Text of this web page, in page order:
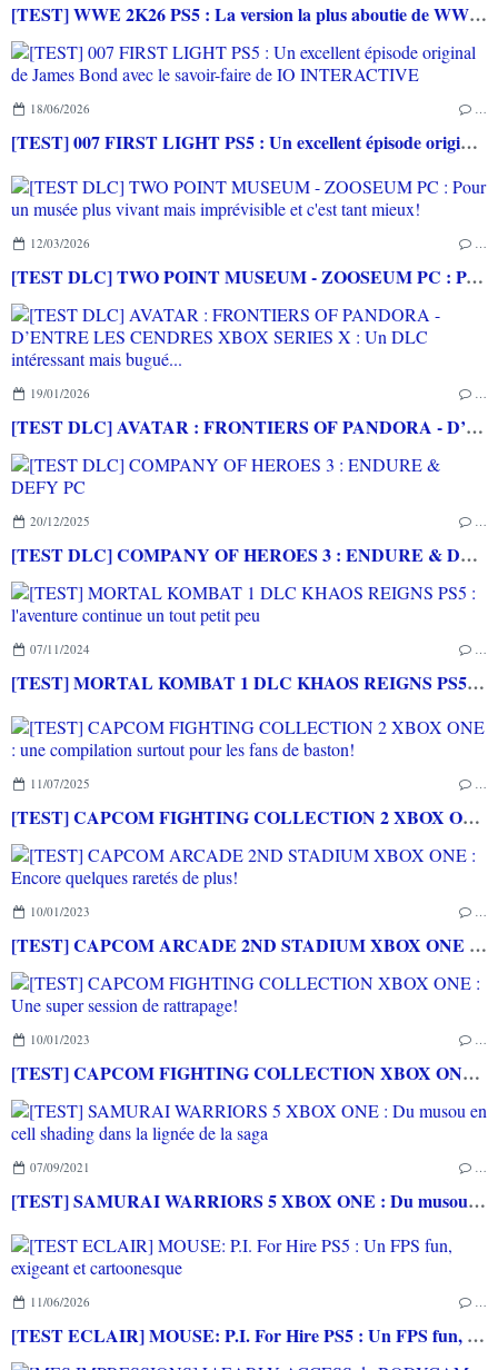
[TEST] WWE 2K26 PS5 : La version la plus aboutie de WWE 2K depuis la pause
18/06/2026 …
[TEST] 007 FIRST LIGHT PS5 : Un excellent épisode original de James Bond avec le savoir-faire de IO INTERACTIVE
12/03/2026 …
[TEST DLC] TWO POINT MUSEUM - ZOOSEUM PC : Pour un musée plus vivant mais imprévisible et c'est tant mieux!
19/01/2026 …
[TEST DLC] AVATAR : FRONTIERS OF PANDORA - D’ENTRE LES CENDRES XBOX SERIES X : Un DLC intéressant mais bugué...
20/12/2025 …
[TEST DLC] COMPANY OF HEROES 3 : ENDURE & DEFY PC
07/11/2024 …
[TEST] MORTAL KOMBAT 1 DLC KHAOS REIGNS PS5 : l'aventure continue un tout petit peu
11/07/2025 …
[TEST] CAPCOM FIGHTING COLLECTION 2 XBOX ONE : une compilation surtout pour les fans de baston!
10/01/2023 …
[TEST] CAPCOM ARCADE 2ND STADIUM XBOX ONE : Encore quelques raretés de plus!
10/01/2023 …
[TEST] CAPCOM FIGHTING COLLECTION XBOX ONE : Une super session de rattrapage!
07/09/2021 …
[TEST] SAMURAI WARRIORS 5 XBOX ONE : Du musou en cell shading dans la lignée de la saga
11/06/2026 …
[TEST ECLAIR] MOUSE: P.I. For Hire PS5 : Un FPS fun, exigeant et cartoonesque